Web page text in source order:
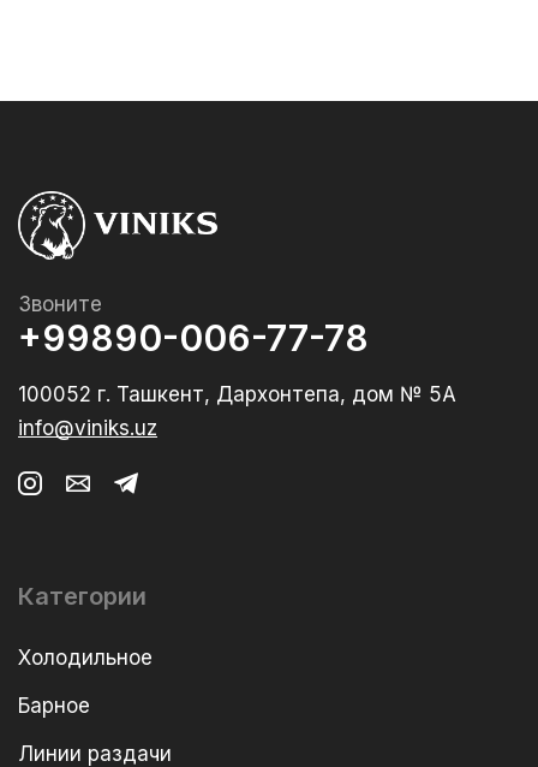
Звоните
+99890-006-77-78
100052 г. Ташкент, Дархонтепа, дом № 5А
info@viniks.uz
Категории
Холодильное
Барное
Линии раздачи